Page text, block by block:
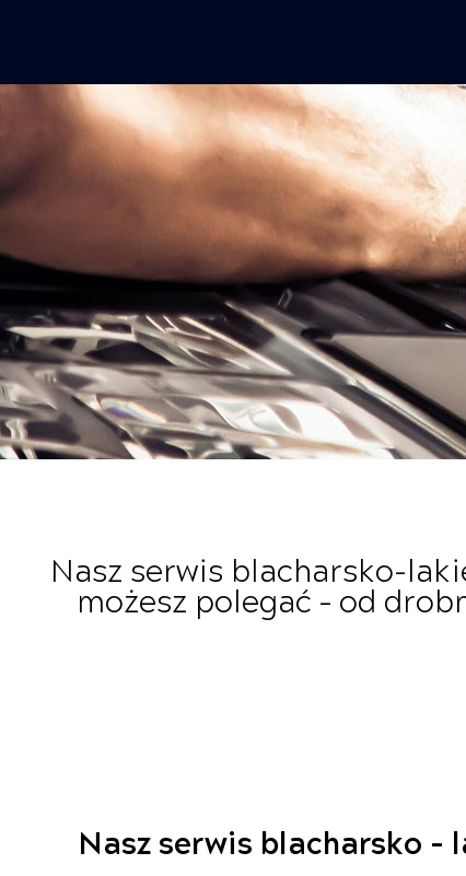
Nasz serwis blacharsko-
możesz polegać – od
Nasz serwis blacharsko -